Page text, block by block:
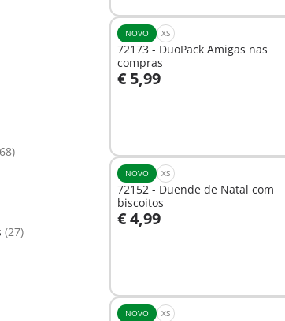
(27)
NOVO XS
72173 - DuoPack Amigas nas
compras
€ 5,99
Ao carrinho
NOVO XS
72152 - Duende de Natal com
biscoitos
€ 4,99
NOVO XS